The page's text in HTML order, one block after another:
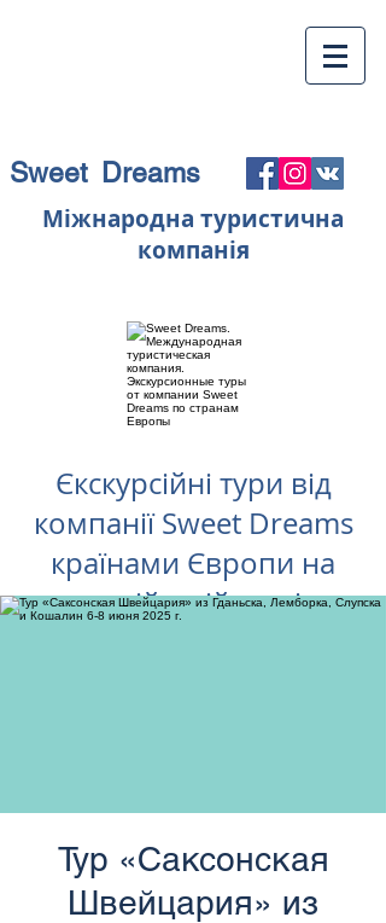
Sweet Dreams
Міжнародна туристична
компанія
Єкскурсійні тури від
компанії Sweet Dreams
країнами Європи на
російській мові
Тур «Саксонская
Швейцария» из